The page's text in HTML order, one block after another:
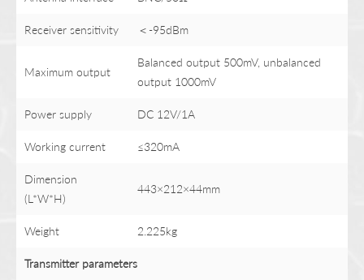
Receiver sensitivity ＜-95dBm
Maximum output
Balanced output 500mV, unbalanced
output 1000mV
Power supply DC 12V/1A
Working current ≤320mA
Dimension
(L*W*H)
443×212×44mm
Weight 2.225kg
Transmitter parameters